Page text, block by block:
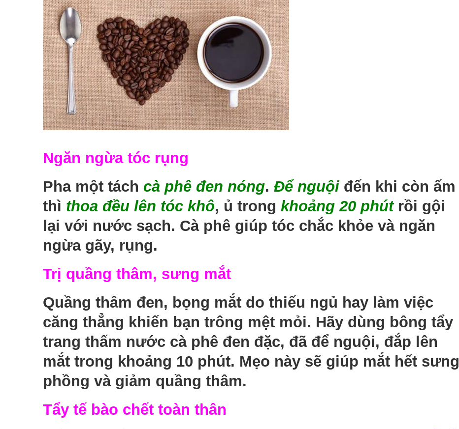
Ngăn ngừa tóc rụng
Pha một tách cà phê đen nóng. Để nguội đến khi còn ấm
thì thoa đều lên tóc khô, ủ trong khoảng 20 phút rồi gội
lại với nước sạch. Cà phê giúp tóc chắc khỏe và ngăn
ngừa gãy, rụng.
Trị quầng thâm, sưng mắt
Quầng thâm đen, bọng mắt do thiếu ngủ hay làm việc
căng thẳng khiến bạn trông mệt mỏi. Hãy dùng bông tẩy
trang thấm nước cà phê đen đặc, đã để nguội, đắp lên
mắt trong khoảng 10 phút. Mẹo này sẽ giúp mắt hết sưng
phồng và giảm quầng thâm.
Tẩy tế bào chết toàn thân